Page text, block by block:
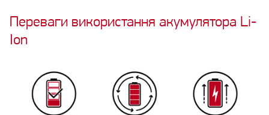
Переваги використання акумулятора Li-
Ion